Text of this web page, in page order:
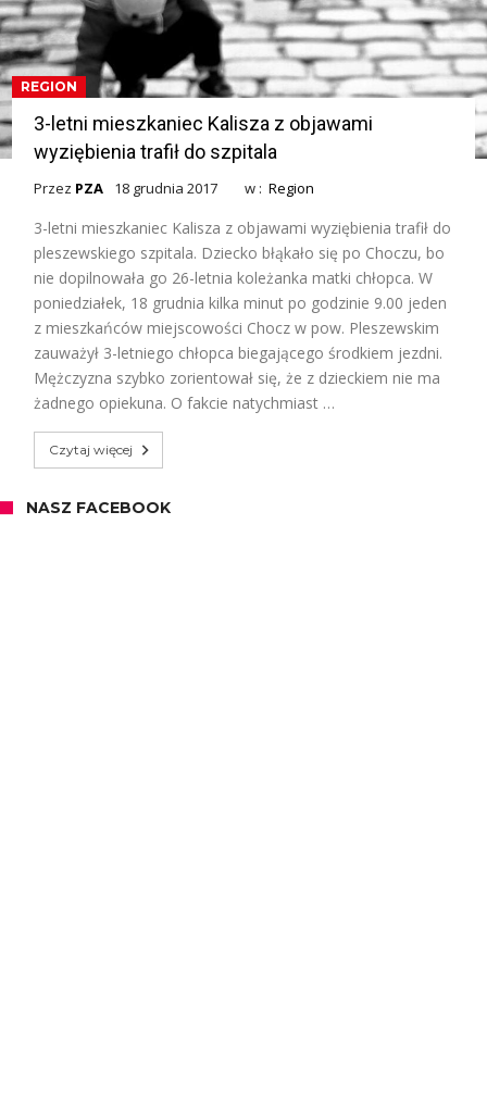
REGION
3-letni mieszkaniec Kalisza z objawami
wyziębienia trafił do szpitala
Przez PZA 18 grudnia 2017 w :Region
3-letni mieszkaniec Kalisza z objawami wyziębienia trafił do
pleszewskiego szpitala. Dziecko błąkało się po Choczu, bo
nie dopilnowała go 26-letnia koleżanka matki chłopca. W
poniedziałek, 18 grudnia kilka minut po godzinie 9.00 jeden
z mieszkańców miejscowości Chocz w pow. Pleszewskim
zauważył 3-letniego chłopca biegającego środkiem jezdni.
Mężczyzna szybko zorientował się, że z dzieckiem nie ma
żadnego opiekuna. O fakcie natychmiast …
Czytaj więcej
NASZ FACEBOOK